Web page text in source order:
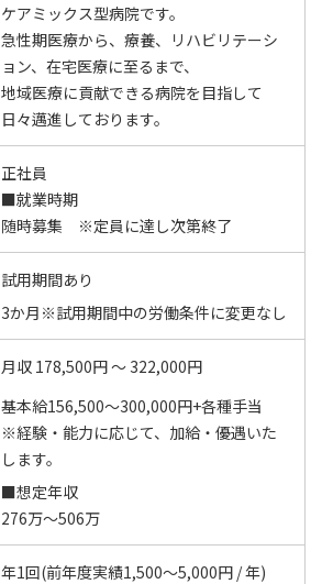
ケアミックス型病院です。
急性期医療から、療養、リハビリテーシ
ョン、在宅医療に至るまで、
地域医療に貢献できる病院を目指して
日々邁進しております。
正社員
■就業時期
随時募集 ※定員に達し次第終了
試用期間あり
3か月※試用期間中の労働条件に変更なし
月収 178,500円 ～ 322,000円
基本給156,500～300,000円+各種手当
※経験・能力に応じて、加給・優遇いた
します。
■想定年収
276万～506万
年1回(前年度実績1,500～5,000円 / 年)